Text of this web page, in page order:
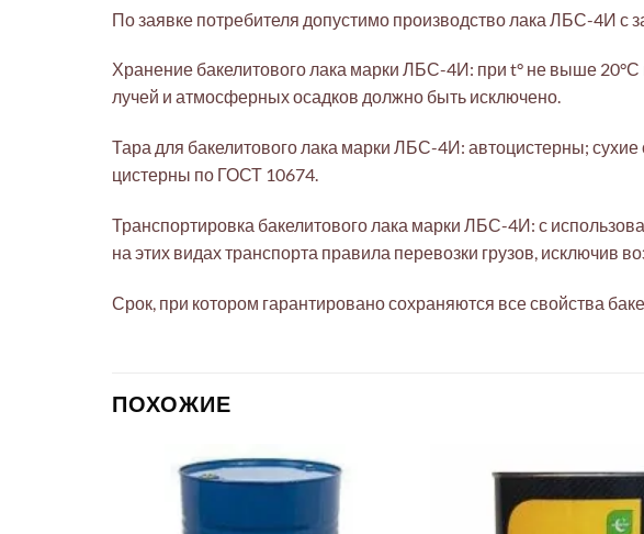
По заявке потребителя допустимо производство лака ЛБС-4И с
Хранение бакелитового лака марки ЛБС-4И: при t° не выше
лучей и атмосферных осадков должно быть исключено.
Тара для бакелитового лака марки ЛБС-4И: автоцистерны;
цистерны по ГОСТ 10674.
Транспортировка бакелитового лака марки ЛБС-4И: с
на этих видах транспорта правила перевозки грузов,
Срок, при котором гарантировано сохраняются все свойства
ПОХОЖИЕ